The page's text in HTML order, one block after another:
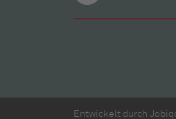
Entwickelt durch